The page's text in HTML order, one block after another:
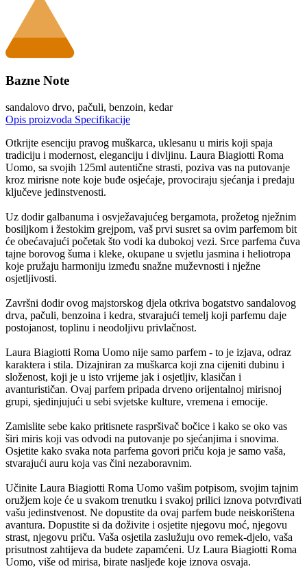
Bazne Note
sandalovo drvo, pačuli, benzoin, kedar
Opis proizvoda Specifikacije
Otkrijte esenciju pravog muškarca, uklesanu u miris koji spaja
tradiciju i modernost, eleganciju i divljinu. Laura Biagiotti Roma
Uomo, sa svojih 125ml autentične strasti, poziva vas na putovanje
kroz mirisne note koje buđe osjećaje, provociraju sjećanja i predaju
ključeve jedinstvenosti.
Uz dodir galbanuma i osvježavajućeg bergamota, prožetog nježnim
bosiljkom i žestokim grejpom, vaš prvi susret sa ovim parfemom bit
će obećavajući početak što vodi ka dubokoj vezi. Srce parfema čuva
tajne borovog šuma i kleke, okupane u svjetlu jasmina i heliotropa
koje pružaju harmoniju između snažne muževnosti i nježne
osjetljivosti.
Završni dodir ovog majstorskog djela otkriva bogatstvo sandalovog
drva, pačuli, benzoina i kedra, stvarajući temelj koji parfemu daje
postojanost, toplinu i neodoljivu privlačnost.
Laura Biagiotti Roma Uomo nije samo parfem - to je izjava, odraz
karaktera i stila. Dizajniran za muškarca koji zna cijeniti dubinu i
složenost, koji je u isto vrijeme jak i osjetljiv, klasičan i
avanturističan. Ovaj parfem pripada drveno orijentalnoj mirisnoj
grupi, sjedinjujući u sebi svjetske kulture, vremena i emocije.
Zamislite sebe kako pritisnete raspršivač bočice i kako se oko vas
širi miris koji vas odvodi na putovanje po sjećanjima i snovima.
Osjetite kako svaka nota parfema govori priču koja je samo vaša,
stvarajući auru koja vas čini nezaboravnim.
Učinite Laura Biagiotti Roma Uomo vašim potpisom, svojim tajnim
oružjem koje će u svakom trenutku i svakoj prilici iznova potvrđivati
vašu jedinstvenost. Ne dopustite da ovaj parfem bude neiskorištena
avantura. Dopustite si da doživite i osjetite njegovu moć, njegovu
strast, njegovu priču. Vaša osjetila zaslužuju ovo remek-djelo, vaša
prisutnost zahtijeva da budete zapamćeni. Uz Laura Biagiotti Roma
Uomo, više od mirisa, birate nasljeđe koje iznova osvaja.